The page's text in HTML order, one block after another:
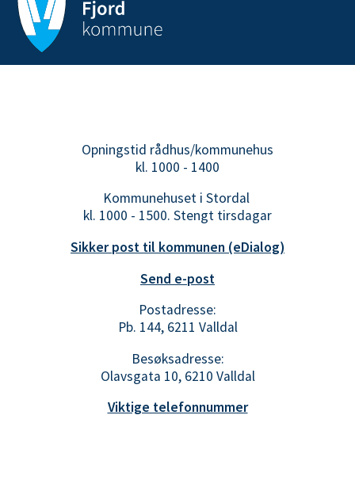
Opningstid rådhus/kommunehus
kl. 1000 - 1400
Kommunehuset i Stordal
kl. 1000 - 1500. Stengt tirsdagar
Sikker post til kommunen (eDialog)
Send e-post
Postadresse:
Pb. 144, 6211 Valldal
Besøksadresse:
Olavsgata 10, 6210 Valldal
Viktige telefonnummer